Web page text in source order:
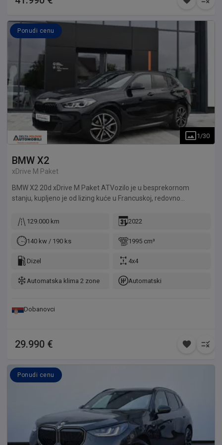
Ponudi cenu
1 /30
BMW X2
xDrive M Paket
BMW X2 20d xDrive M Paket ATVozilo je u besprekornom
stanju, kupljeno je od lizing kuće u Francuskoj, redovno
129.000 km 2022
140 kw / 190 ks 1995 cm³
Dizel 4x4
Automatska klima 2 zone Automatski
Dobanovci
29.990 €
Ponudi cenu